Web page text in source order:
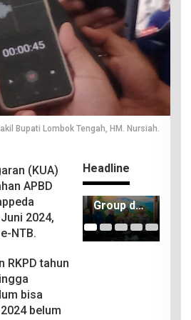
Bupati Lombok Tengah, HM. Nursiah.
(KUA)
APBD
2024,
NTB.
RKPD tahun
bisa
belum
Headline
ITDC
Group dan
Polda
NTB
n
Persiapan
Pertamin
a Grand
Lombok
Tengah
Berhasil